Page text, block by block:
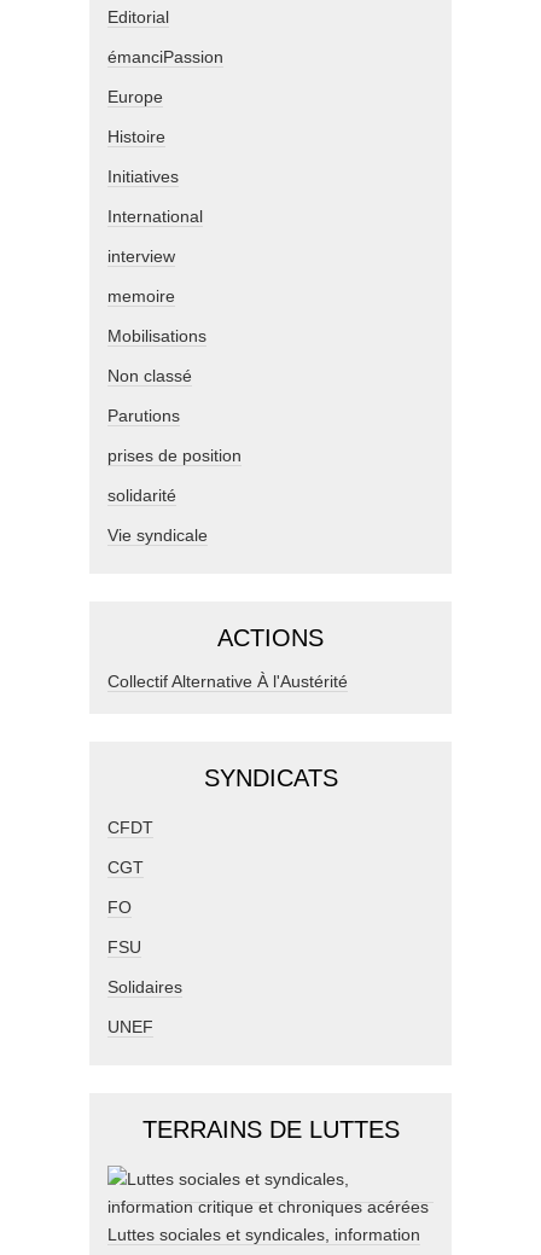
Editorial
émanciPassion
Europe
Histoire
Initiatives
International
interview
memoire
Mobilisations
Non classé
Parutions
prises de position
solidarité
Vie syndicale
ACTIONS
Collectif Alternative À l'Austérité
SYNDICATS
CFDT
CGT
FO
FSU
Solidaires
UNEF
TERRAINS DE LUTTES
Luttes sociales et syndicales, information